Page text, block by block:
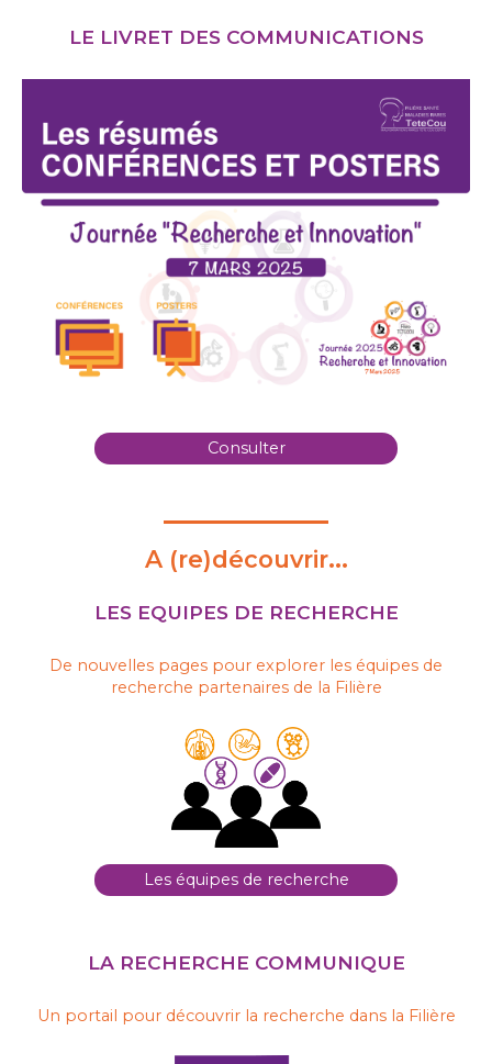
LE LIVRET DES COMMUNICATIONS
Consulter
A (re)découvrir...
LES EQUIPES DE RECHERCHE
De nouvelles pages pour explorer les équipes de
recherche partenaires de la Filière
Les équipes de recherche
LA RECHERCHE COMMUNIQUE
Un portail pour découvrir la recherche dans la Filière